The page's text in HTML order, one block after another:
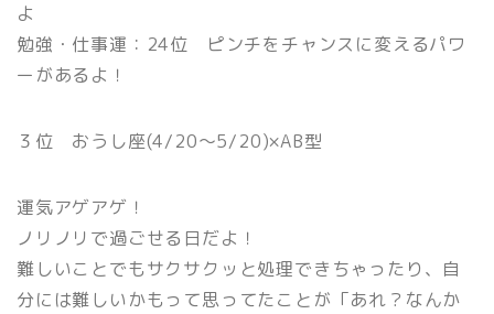
よ
勉強・仕事運：24位 ピンチをチャンスに変えるパワ
ーがあるよ！
３位 おうし座(4/20〜5/20)×AB型
運気アゲアゲ！
ノリノリで過ごせる日だよ！
難しいことでもサクサクッと処理できちゃったり、自
分には難しいかもって思ってたことが「あれ？なんか